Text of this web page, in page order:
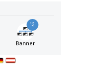
13
Banner